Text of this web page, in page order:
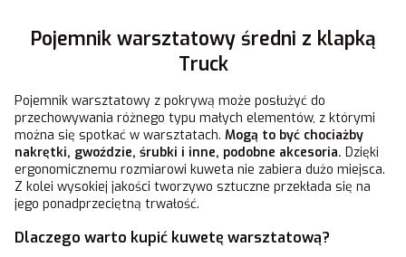
Pojemnik warsztatowy średni z klapką
Truck
Pojemnik warsztatowy z pokrywą może posłużyć do
przechowywania różnego typu małych elementów, z którymi
można się spotkać w warsztatach. Mogą to być chociażby
nakrętki, gwoździe, śrubki i inne, podobne akcesoria. Dzięki
ergonomicznemu rozmiarowi kuweta nie zabiera dużo miejsca.
Z kolei wysokiej jakości tworzywo sztuczne przekłada się na
jego ponadprzeciętną trwałość.
Dlaczego warto kupić kuwetę warsztatową?